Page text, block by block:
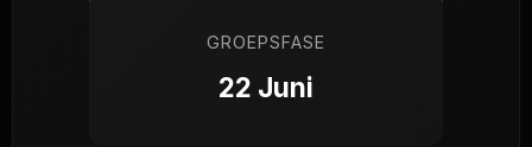
GROEPSFASE
22 Juni